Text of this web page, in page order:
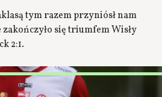
tym razem przyniósł nam
się triumfem Wisły
2:1.